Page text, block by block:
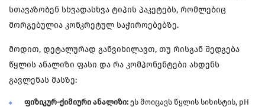
სთავაზობენ სხვადასხვა ტიპის პაკეტებს, რომლებიც
მორგებულია კონკრეტულ საჭიროებებზე.
მოდით, დეტალურად განვიხილავთ, თუ რისგან შედგება
წყლის ანალიზი ფასი და რა კომპონენტები ახდენს
გავლენას მასზე:
ფიზიკურ-ქიმიური ანალიზი: ეს მოიცავს წყლის სიხისტის, pH